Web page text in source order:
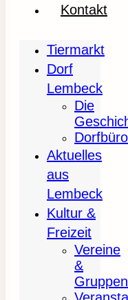
Kontakt
Tiermarkt
Dorf
Lembeck
Die
Dorfbüro
Aktuelles
aus
Lembeck
Kultur &
Freizeit
Vereine
&
Gruppen